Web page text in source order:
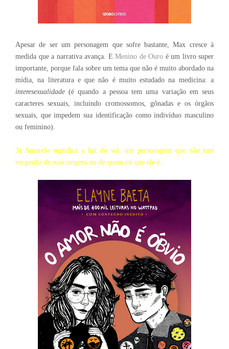
Apesar de ser um personagem que sofre bastante, Max cresce à
medida que a narrativa avança. E Menino de Ouro é um livro super
importante, porque fala sobre um tema que não é muito abordado na
mídia, na literatura e que não é muito estudado na medicina: a
interesexualidade (é quando a pessoa tem uma variação em seus
caracteres sexuais, incluindo cromossomos, gônadas e os órgãos
sexuais, que impedem sua identificação como indivíduo masculino
ou feminino).
3) Amarelo significa a luz do sol: um personagem que não tem
vergonha de suas origens ou de quem ou que ele é.